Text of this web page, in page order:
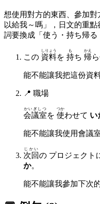
想使用對方的東西、參加
以給我～嗎」，日文的重
詞要換成「使う・持ち帰る
この 資料
しりょう
を 持
も
ち 帰
かえ
能不能讓我把這份資
📍 職場
会議室
かいぎしつ
を 使
つか
わせて い
能不能讓我使用會議
次回
じかい
の プロジェクト
か。
能不能讓我參加下次